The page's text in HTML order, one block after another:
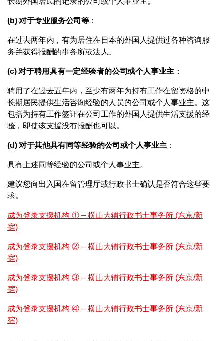
(b) 对于专业服务公司等 ：
在过去两年内，有为居住在日本的外国人提供过各种咨询服
务并获得报酬的事务所或法人。
(c) 对于聘用具有一定经验者的公司或个人事业主 ：
聘用了在过去五年内，至少有两年为持有工作在留资格的中
长期居民提供生活咨询经验的人员的公司或个人事业主。这
包括为持有工作签证在公司工作的外国人提供生活支援的经
验，即使该支援没有报酬也可以。
(d) 对于其他具有同等经验的公司或个人事业主 ：
具有上述同等经验的公司或个人事业主。
建议您向出入国在留管理厅或行政书士确认是否符合这些要
求。
成为登录支援机构 ① – 横山大辅行政书士事务所 (东京/新
宿)
成为登录支援机构 ② – 横山大辅行政书士事务所 (东京/新
宿)
成为登录支援机构 ③ – 横山大辅行政书士事务所 (东京/新
宿)
成为登录支援机构 ④ – 横山大辅行政书士事务所 (东京/新
宿)